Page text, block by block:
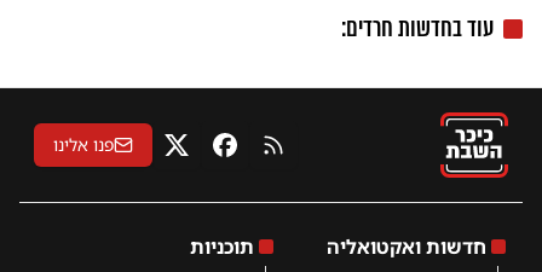
עוד בחדשות חרדים:
RSS פייסבוקX פנו אלינו
חדשות ואקטואליה תוכניות